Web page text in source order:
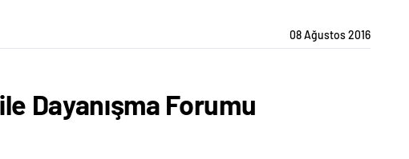
08 Ağustos 2016
Dayanışma Forumu